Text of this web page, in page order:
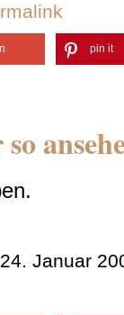
pin it
Januar